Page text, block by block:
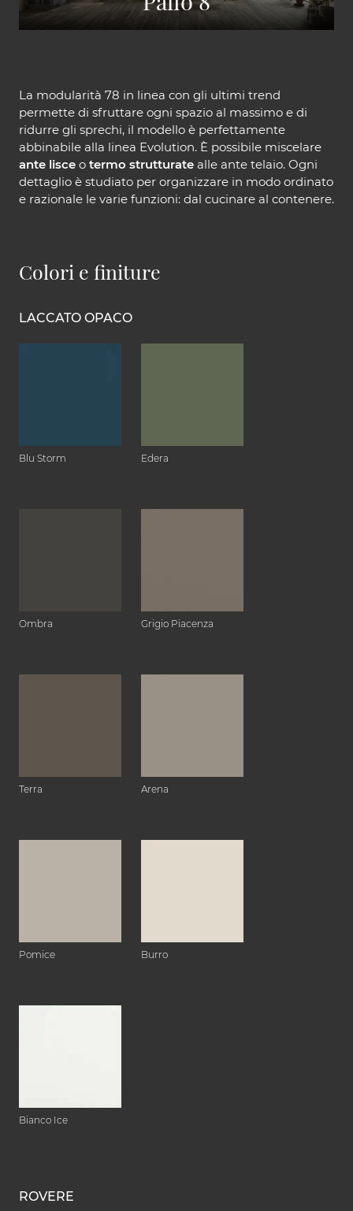
La modularità 78 in linea con gli ultimi trend
permette di sfruttare ogni spazio al massimo e di
ridurre gli sprechi, il modello è perfettamente
abbinabile alla linea Evolution. È possibile miscelare
ante lisce o termo strutturate alle ante telaio. Ogni
dettaglio è studiato per organizzare in modo ordinato
e razionale le varie funzioni: dal cucinare al contenere.
Colori e finiture
LACCATO OPACO
Blu Storm Edera
Ombra Grigio Piacenza
Terra Arena
Pomice Burro
Bianco Ice
ROVERE